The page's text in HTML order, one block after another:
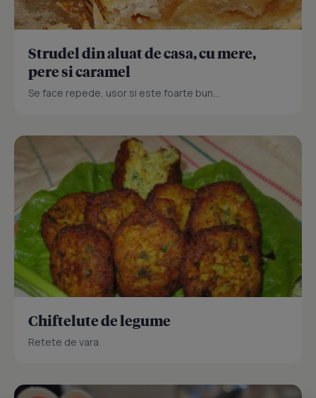
Strudel din aluat de casa, cu mere,
pere si caramel
Se face repede, usor si este foarte bun...
Chiftelute de legume
Retete de vara.